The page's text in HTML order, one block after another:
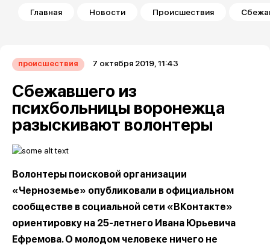
Строка навигации
Главная Новости Происшествия
происшествия 7 октября 2019, 11:43
Сбежавшего из
психбольницы воронежца
разыскивают волонтеры
Волонтеры поисковой организации
«Черноземье» опубликовали в официальном
сообществе в социальной сети «ВКонтакте»
ориентировку на 25-летнего Ивана Юрьевича
Ефремова. О молодом человеке ничего не